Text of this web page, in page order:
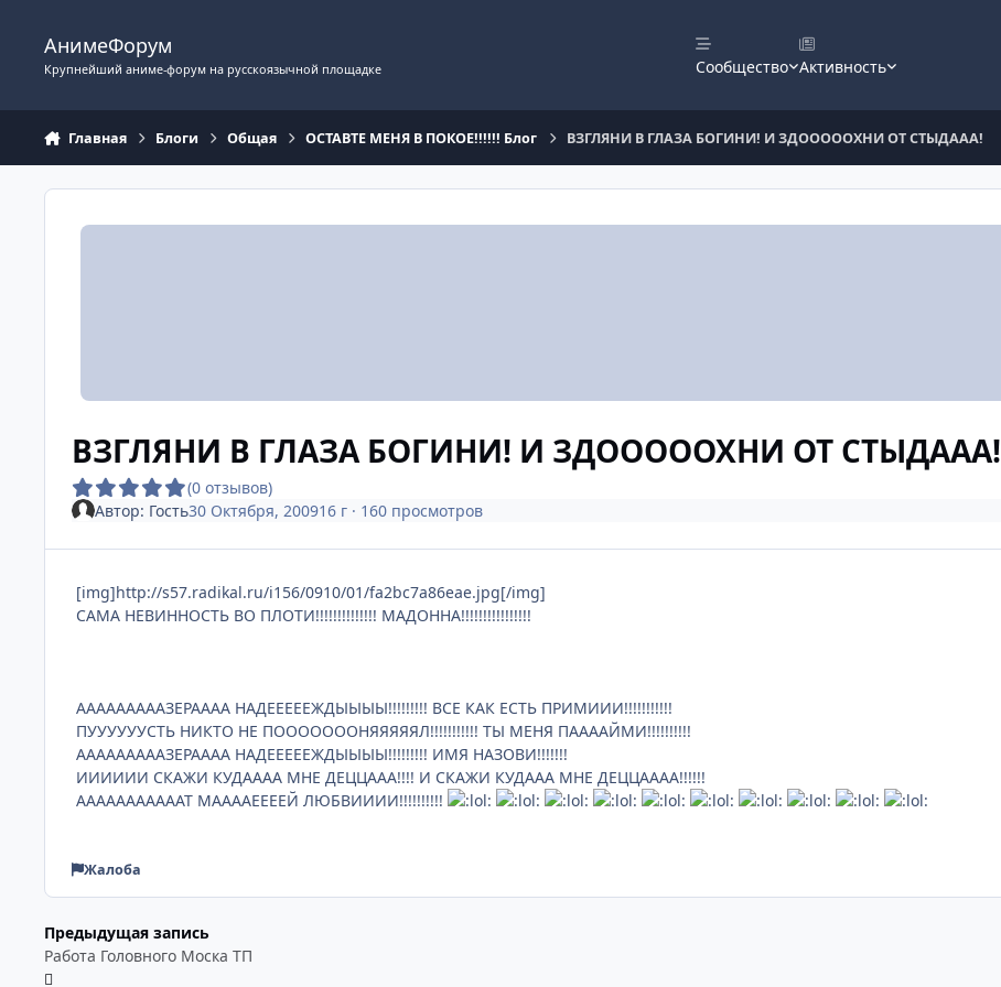
АнимеФорум
Крупнейший аниме-форум на русскоязычной площадке Сообщество Активность
Главная Блоги Общая ОСТАВТЕ МЕНЯ В ПОКОЕ!!!!!! Блог ВЗГЛЯНИ В ГЛАЗА БОГИНИ! И ЗДОООООХНИ ОТ СТЫДААА!
ВЗГЛЯНИ В ГЛАЗА БОГИНИ! И ЗДОООООХНИ ОТ СТЫДААА!
(0 отзывов)
Автор: Гость30 Октября, 200916 г· 160 просмотров
[img]http://s57.radikal.ru/i156/0910/01/fa2bc7a86eae.jpg[/img]
САМА НЕВИННОСТЬ ВО ПЛОТИ!!!!!!!!!!!!!! МАДОННА!!!!!!!!!!!!!!!!
АААААААААЗЕРАААА НАДЕЕЕЕЕЖДЫЫЫЫ!!!!!!!!! ВСЕ КАК ЕСТЬ ПРИМИИИ!!!!!!!!!!!
ПУУУУУУСТЬ НИКТО НЕ ПОООООООНЯЯЯЯЯЛ!!!!!!!!!!! ТЫ МЕНЯ ПААААЙМИ!!!!!!!!!!
АААААААААЗЕРАААА НАДЕЕЕЕЕЖДЫЫЫЫ!!!!!!!!! ИМЯ НАЗОВИ!!!!!!!
ИИИИИИ СКАЖИ КУДАААА МНЕ ДЕЦЦААА!!!! И СКАЖИ КУДААА МНЕ ДЕЦЦАААА!!!!!!
АААААААААААТ МААААЕЕЕЕЙ ЛЮБВИИИИ!!!!!!!!!!
Жалоба
Предыдущая запись
Работа Головного Моска ТП